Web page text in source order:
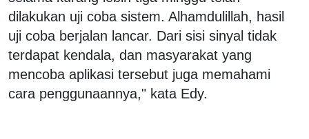
dilakukan uji coba sistem. Alhamdulillah, hasil
uji coba berjalan lancar. Dari sisi sinyal tidak
terdapat kendala, dan masyarakat yang
mencoba aplikasi tersebut juga memahami
cara penggunaannya," kata Edy.